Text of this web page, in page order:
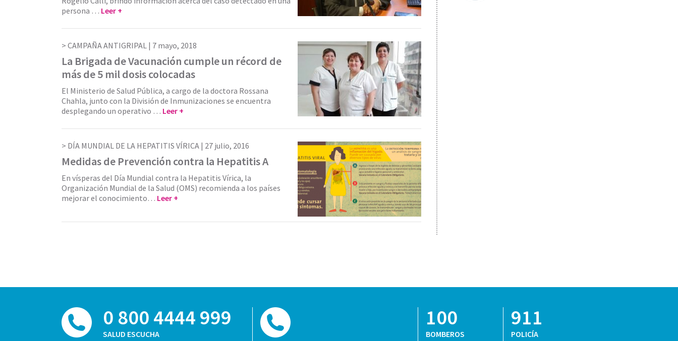
persona … Leer +
CAMPAÑA ANTIGRIPAL | 7 mayo, 2018
La Brigada de Vacunación cumple un récord de
más de 5 mil dosis colocadas
El Ministerio de Salud Pública, a cargo de la doctora Rossana
Chahla, junto con la División de Inmunizaciones se encuentra
desplegando un operativo … Leer +
DÍA MUNDIAL DE LA HEPATITIS VÍRICA | 27 julio, 2016
Medidas de Prevención contra la Hepatitis A
En vísperas del Día Mundial contra la Hepatitis Vírica, la
Organización Mundial de la Salud (OMS) recomienda a los países
mejorar el conocimiento… Leer +
0 800 4444 999
SALUD ESCUCHA
100
BOMBEROS
911
POLICÍA